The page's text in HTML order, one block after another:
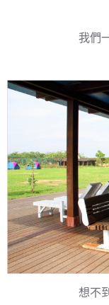
我們
想不